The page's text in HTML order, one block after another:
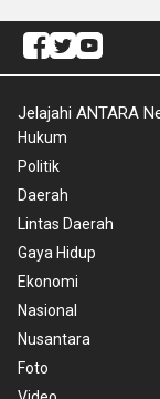
Jelajahi ANTARA
Hukum
Politik
Daerah
Lintas Daerah
Gaya Hidup
Ekonomi
Nasional
Nusantara
Foto